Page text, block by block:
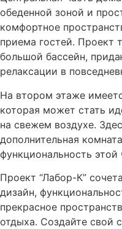
обеденной зоной и
комфортное
приема гостей. Проект
большой бассейн,
релаксации в
На втором этаже
которая может стать
на свежем воздухе.
дополнительная
функциональность этой
Проект “Лабор-К”
дизайн,
прекрасное
отдыха. Создайте свой